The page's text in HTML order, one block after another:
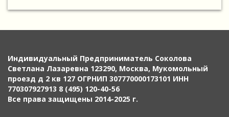
Индивидуальный Предприниматель Соколова
Светлана Лазаревна 123290, Москва, Мукомольный
проезд д 2 кв 127 ОГРНИП 307770000173101 ИНН
770307927913 8 (495) 120-40-56
Все права защищены 2014-2025 г.